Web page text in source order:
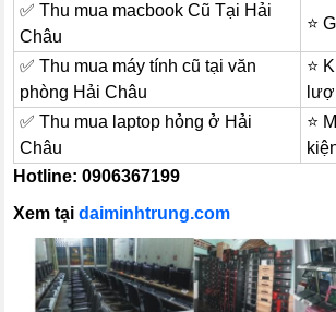
✅ Thu mua macbook Cũ Tại Hải
Châu
⭐
✅ Thu mua máy tính cũ tại văn
phòng Hải Châu
⭐
✅ Thu mua laptop hỏng ở Hải
Châu
⭐
Hotline: 0906367199
Xem tạidaiminhtrung.com